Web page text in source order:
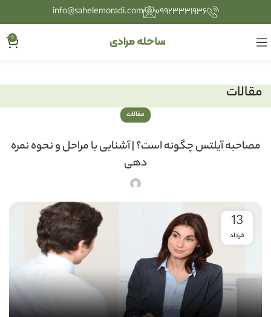
۰۹۹۲۳۳۳۱۹۳۶ info@sahelemoradi.com
0
مقالات
مقالات
مصاحبه آیلتس چگونه است؟ | آشنایی با مراحل و نحوه نمره
دهی
13
خرداد